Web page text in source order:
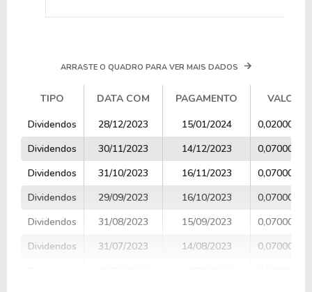
ARRASTE O QUADRO PARA VER MAIS DADOS
TIPO DATA COM PAGAMENTO
VALOR
TIPO
DATA COM PAGAMENTO VALOR
Dividendos 28/12/2023 15/01/2024
0,02000000
Dividendos
30/11/2023 14/12/2023
0,07000000
Dividendos
31/10/2023 16/11/2023
0,07000000
Dividendos
29/09/2023 16/10/2023
0,07000000
Dividendos
31/08/2023 15/09/2023
0,07000000
Dividendos
31/07/2023 14/08/2023
0,07000000